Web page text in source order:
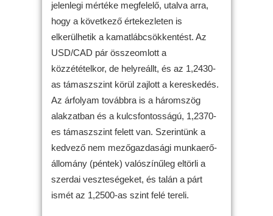
jelenlegi mértéke megfelelő, utalva arra,
hogy a következő értekezleten is
elkerülhetik a kamatlábcsökkentést. Az
USD/CAD pár összeomlott a
közzétételkor, de helyreállt, és az 1,2430-
as támaszszint körül zajlott a kereskedés.
Az árfolyam továbbra is a háromszög
alakzatban és a kulcsfontosságú, 1,2370-
es támaszszint felett van. Szerintünk a
kedvező nem mezőgazdasági munkaerő-
állomány (péntek) valószínűleg eltörli a
szerdai veszteségeket, és talán a párt
ismét az 1,2500-as szint felé tereli.